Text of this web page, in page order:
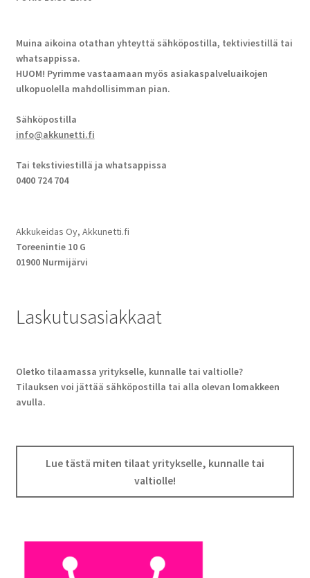
Muina aikoina otathan yhteyttä sähköpostilla, tektiviestillä tai
whatsappissa.
HUOM! Pyrimme vastaamaan myös asiakaspalveluaikojen
ulkopuolella mahdollisimman pian.
Sähköpostilla
info@akkunetti.fi
Tai tekstiviestillä ja whatsappissa
0400 724 704
Akkukeidas Oy, Akkunetti.fi
Toreenintie 10 G
01900 Nurmijärvi
Laskutusasiakkaat
Oletko tilaamassa yritykselle, kunnalle tai valtiolle?
Tilauksen voi jättää sähköpostilla tai alla olevan lomakkeen
avulla.
Lue tästä miten tilaat yritykselle, kunnalle tai
valtiolle!